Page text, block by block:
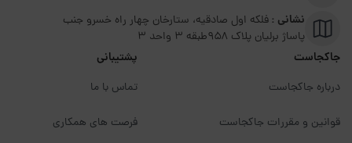
نشانی :فلکه اول صادقیه، ستارخان چهار راه خسرو جنب
پاساژ برلیان پلاک ۹۵۸طبقه 3 واحد 3
جاکجاست
درباره جاکجاست
قوانین و مقررات جاکجاست
پشتیبانی
تماس با ما
فرصت های همکاری